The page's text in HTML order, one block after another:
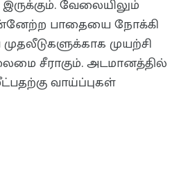
வேலையிலும்
பாதையை நோக்கி
முயற்சி
சீராகும். அடமானத்தில்
வாய்ப்புகள்